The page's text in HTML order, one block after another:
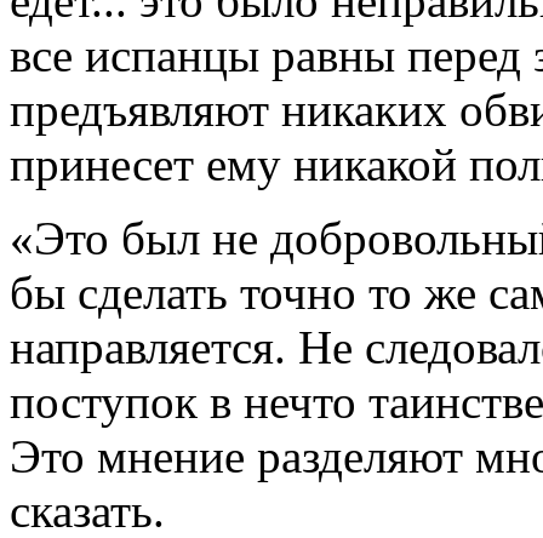
все испанцы равны перед
предъявляют никаких
принесет ему никакой
«Это был не
бы сделать точно то же
направляется. Не
поступок в нечто
Это мнение разделяют
сказать.